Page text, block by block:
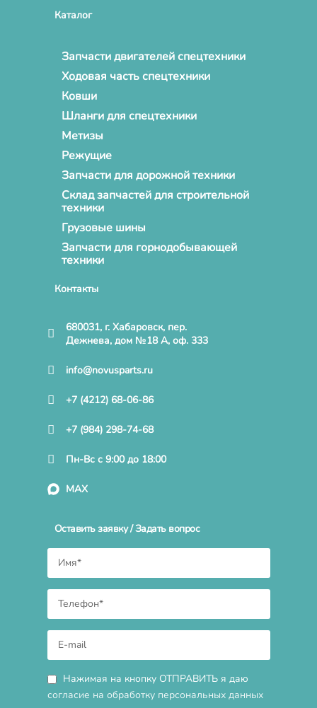
Каталог
Запчасти двигателей спецтехники
Ходовая часть спецтехники
Ковши
Шланги для спецтехники
Метизы
Режущие
Запчасти для дорожной техники
Склад запчастей для строительной
техники
Грузовые шины
Запчасти для горнодобывающей
техники
Контакты
680031, г. Хабаровск, пер.
Дежнева, дом №18 А, оф. 333
info@novusparts.ru
+7 (4212) 68-06-86
+7 (984) 298-74-68
Пн-Вс с 9:00 до 18:00
MAX
Оставить заявку / Задать вопрос
Нажимая на кнопку ОТПРАВИТЬ я даю
согласие на обработку персональных данных